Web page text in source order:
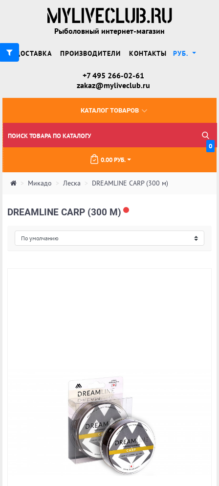
Рыболовный интернет-магазин
ДОСТАВКА ПРОИЗВОДИТЕЛИ КОНТАКТЫ РУБ.
+7 495 266-02-61
zakaz@myliveclub.ru
КАТАЛОГ ТОВАРОВ
0
0.00 РУБ.
Микадо Леска DREAMLINE CARP (300 м)
DREAMLINE CARP (300 М)